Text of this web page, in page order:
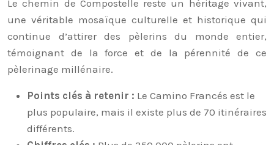
Le chemin de Compostelle reste un héritage vivant,
une véritable mosaïque culturelle et historique qui
continue d’attirer des pèlerins du monde entier,
témoignant de la force et de la pérennité de ce
pèlerinage millénaire.
Points clés à retenir : Le Camino Francés est le
plus populaire, mais il existe plus de 70 itinéraires
différents.